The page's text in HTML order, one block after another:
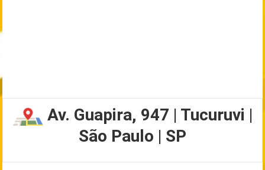
Av. Guapira, 947 | Tucuruvi |
São Paulo | SP